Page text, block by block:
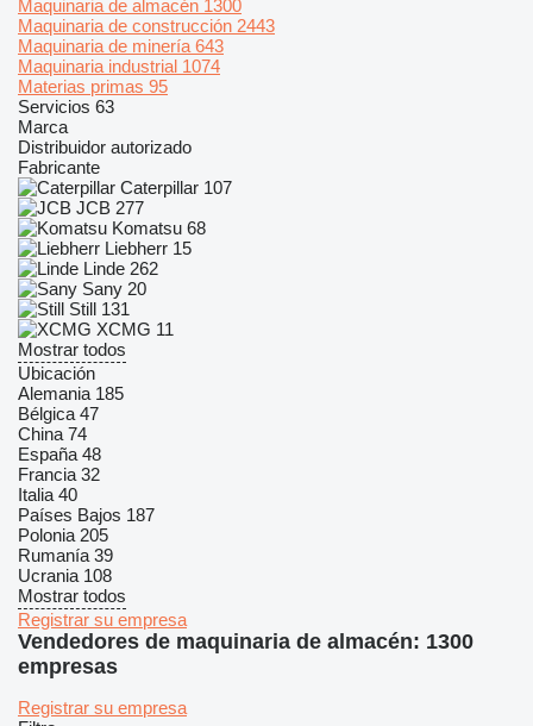
Maquinaria de almacén 1300
Maquinaria de construcción 2443
Maquinaria de minería 643
Maquinaria industrial 1074
Materias primas 95
Servicios 63
Marca
Distribuidor autorizado
Fabricante
Caterpillar 107
JCB 277
Komatsu 68
Liebherr 15
Linde 262
Sany 20
Still 131
XCMG 11
Mostrar todos
Ubicación
Alemania 185
Bélgica 47
China 74
España 48
Francia 32
Italia 40
Países Bajos 187
Polonia 205
Rumanía 39
Ucrania 108
Mostrar todos
Registrar su empresa
Vendedores de maquinaria de almacén: 1300
empresas
Registrar su empresa